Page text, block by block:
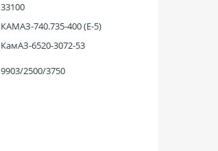
33100
КАМАЗ-740.735-400 (E-5)
КамАЗ-6520-3072-53
9903/2500/3750